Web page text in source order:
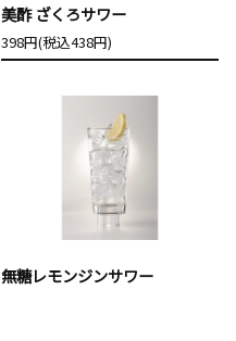
美酢 ざくろサワー
398円(税込438円)
無糖レモンジンサワー